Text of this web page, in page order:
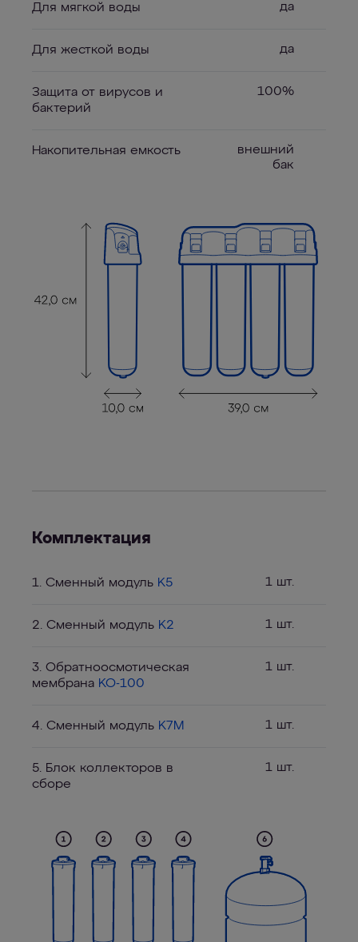
Для мягкой воды да
Для жесткой воды да
Защита от вирусов и
бактерий
100%
Накопительная емкость
внешний
бак
Комплектация
1. Сменный модуль K5 1 шт.
2. Сменный модуль K2 1 шт.
3. Обратноосмотическая
мембрана KO-100
1 шт.
4. Сменный модуль K7M 1 шт.
5. Блок коллекторов в
сборе
1 шт.